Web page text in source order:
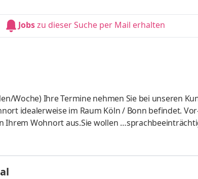
sind REHAVISTA, Mitglied der
und sprachlichen Beeinträchtigungen,
Jobszu dieser Suche per Mail erhalten
Woche) Ihre Termine nehmen Sie bei unseren
idealerweise im Raum Köln / Bonn befindet.
Ihrem Wohnort aus.Sie wollen
familiären Teams sein?Menschen auf
Mitglied der Smartbox-Gruppe. Wir
Beeinträchtigungen, am Leben teilzuhaben und